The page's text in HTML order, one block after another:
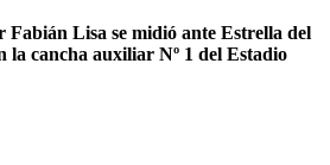
Lisa se midió ante Estrella del
cancha auxiliar Nº 1 del Estadio